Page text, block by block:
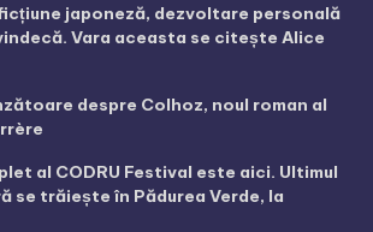
japoneză, dezvoltare personală
Vara aceasta se citește Alice
despre Colhoz, noul roman al
al CODRU Festival este aici. Ultimul
se trăiește în Pădurea Verde, la